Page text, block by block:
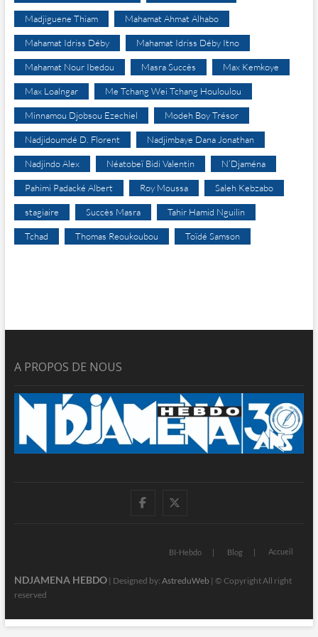
Madjiguene Thiam Mahamat Ahmat Alhabo
Mahamat Idriss Déby Mahamat Idriss Déby Itno
Mahamat Nour Ibedou Masra Succès Max Kemkoye
Max Loalngar Me Tchang Wei Tchang Houloulou
Minnamou Djobsou Ezechiel Modeh Boy Trésor
Nadjidoumdé D. Florent Nadjimbaye Dana Jonathan
Nadjindo Alex Néatobeï Bidi Valentin N’Djaména
Pahimi Padacké Albert Roy Moussa Saleh Kebzabo
stagiaire Succès Masra Tahir Hamid Nguilin
Tchad Thomas Reoukoubou Toïdé Samson
A PROPOS DE NOUS
facebook
BI-Hebdo Blog Accueil
NDJAMENA HEBDO| Designed by: AstreduWeb | © Copyright All right
reserved